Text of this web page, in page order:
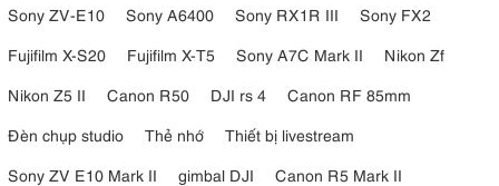
Sony ZV-E10
Sony A6400 Sony RX1R III
Sony FX2
Fujifilm X-S20
Fujifilm X-T5 Sony A7C Mark II
Nikon Zf
Nikon Z5 II
Canon R50 DJI rs 4
Canon RF 85mm
Đèn chụp studio
Thẻ nhớ
Thiết bị livestream
Sony ZV E10 Mark II
gimbal DJI
Canon R5 Mark II